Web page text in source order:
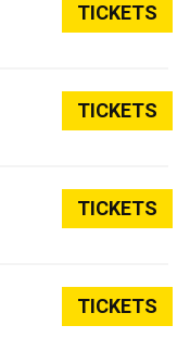
TICKETS
TICKETS
TICKETS
TICKETS